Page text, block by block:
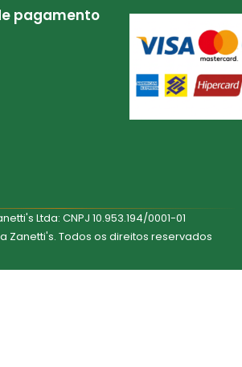
pagamento
Ltda: CNPJ 10.953.194/0001-01
Zanetti's. Todos os direitos reservados